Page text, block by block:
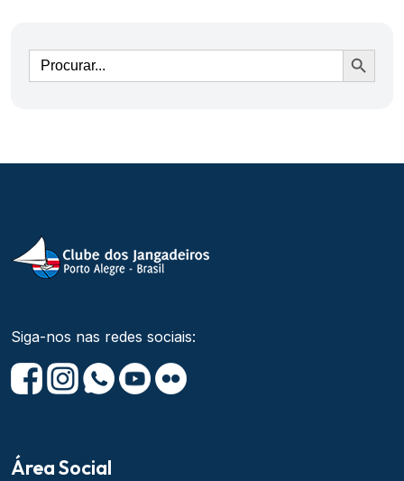
Ir
Siga-nos nas redes sociais:
Área Social